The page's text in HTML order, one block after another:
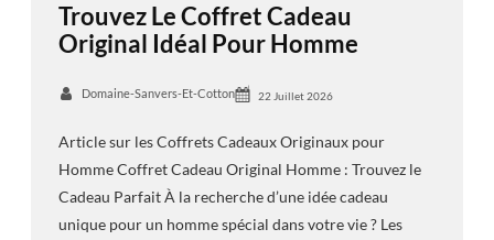
Trouvez Le Coffret Cadeau
Original Idéal Pour Homme
Domaine-Sanvers-Et-Cotton 22 Juillet 2026
Article sur les Coffrets Cadeaux Originaux pour
Homme Coffret Cadeau Original Homme : Trouvez le
Cadeau Parfait À la recherche d’une idée cadeau
unique pour un homme spécial dans votre vie ? Les